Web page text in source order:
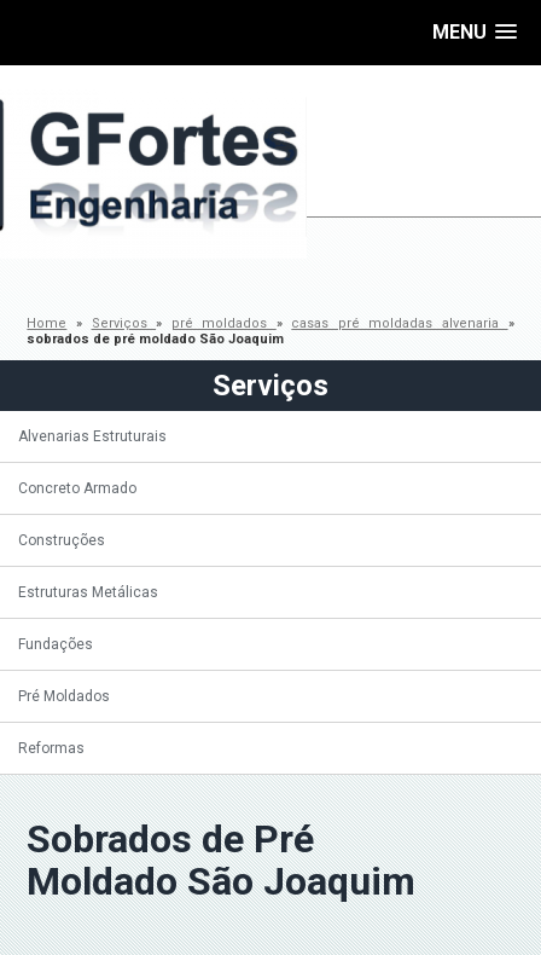
MENU
Home » Serviços» pré moldados » casas pré moldadas alvenaria »
sobrados de pré moldado São Joaquim
Serviços
Alvenarias Estruturais
Concreto Armado
Construções
Estruturas Metálicas
Fundações
Pré Moldados
Reformas
Sobrados de Pré
Moldado São Joaquim